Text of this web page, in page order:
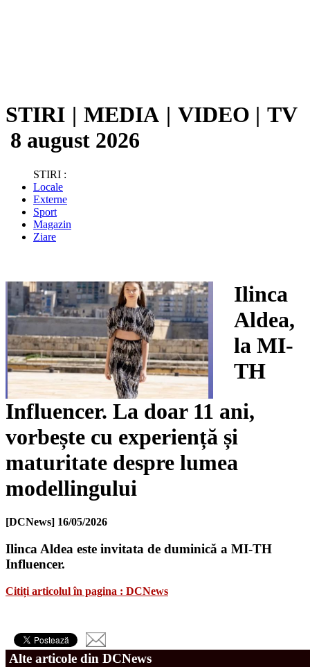
STIRI | MEDIA | VIDEO | TV
8 august 2026
STIRI :
Locale
Externe
Sport
Magazin
Ziare
Ilinca
Aldea,
la MI-
TH
Influencer. La doar 11 ani,
vorbește cu experiență și
maturitate despre lumea
modellingului
[DCNews] 16/05/2026
Ilinca Aldea este invitata de duminică a MI-TH
Influencer.
Citiți articolul în pagina : DCNews
Alte articole din DCNews